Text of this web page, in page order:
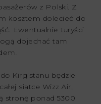
z Polski. Z
kosztem dolecieć do
Ewentualnie turyści
dojechać tam
Kirgistanu będzie
siatce Wizz Air,
stronę ponad 5300